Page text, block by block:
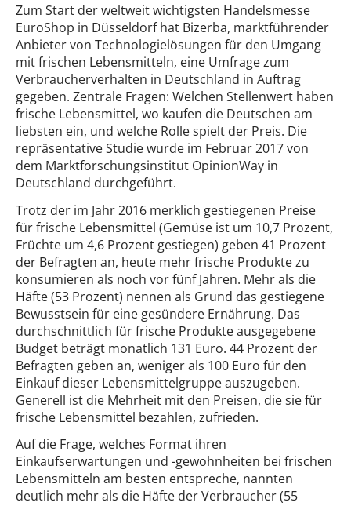
Zum Start der weltweit wichtigsten Handelsmesse
EuroShop in Düsseldorf hat Bizerba, marktführender
Anbieter von Technologielösungen für den Umgang
mit frischen Lebensmitteln, eine Umfrage zum
Verbraucherverhalten in Deutschland in Auftrag
gegeben. Zentrale Fragen: Welchen Stellenwert haben
frische Lebensmittel, wo kaufen die Deutschen am
liebsten ein, und welche Rolle spielt der Preis. Die
repräsentative Studie wurde im Februar 2017 von
dem Marktforschungsinstitut OpinionWay in
Deutschland durchgeführt.
Trotz der im Jahr 2016 merklich gestiegenen Preise
für frische Lebensmittel (Gemüse ist um 10,7 Prozent,
Früchte um 4,6 Prozent gestiegen) geben 41 Prozent
der Befragten an, heute mehr frische Produkte zu
konsumieren als noch vor fünf Jahren. Mehr als die
Häfte (53 Prozent) nennen als Grund das gestiegene
Bewusstsein für eine gesündere Ernährung. Das
durchschnittlich für frische Produkte ausgegebene
Budget beträgt monatlich 131 Euro. 44 Prozent der
Befragten geben an, weniger als 100 Euro für den
Einkauf dieser Lebensmittelgruppe auszugeben.
Generell ist die Mehrheit mit den Preisen, die sie für
frische Lebensmittel bezahlen, zufrieden.
Auf die Frage, welches Format ihren
Einkaufserwartungen und -gewohnheiten bei frischen
Lebensmitteln am besten entspreche, nannten
deutlich mehr als die Häfte der Verbraucher (55